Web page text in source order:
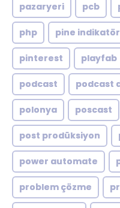
pazaryeri pcb
php pine indikatör
pinterest playfab
podcast podcast
polonya poscast
post prodüksiyon
power automate
problem çözme